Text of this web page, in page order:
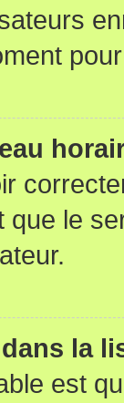
que le
la
est